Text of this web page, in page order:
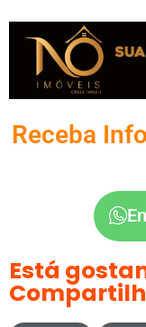
Receba
Está